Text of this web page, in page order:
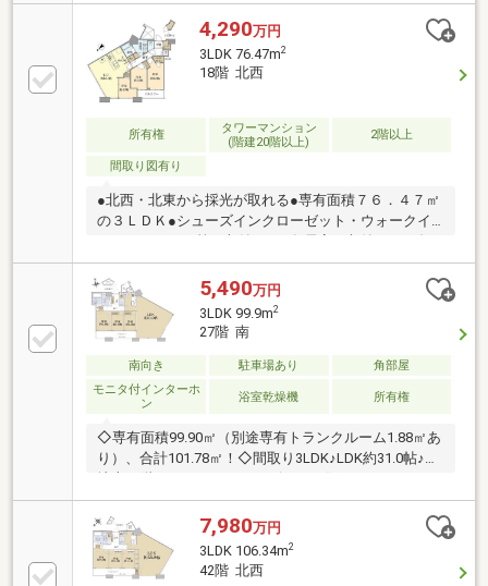
駐車場空き有（場所により金額が異なります。詳細は
お問合せください）＊＊＊＊＊＊＊＊物件選びや住宅
ローンのこと、不動産購入のなんでもココハウスにお
気軽にご相談ください！お客様のマイホーム探しをス
タートからゴールまでお手伝いします
4,290万円
3LDK 76.47m2
18階 北西
所有権
タワーマンション
(階建20階以上)
2階以上
間取り図有り
●北西・北東から採光が取れる●専有面積７６．４７㎡
の３ＬＤＫ●シューズインクローゼット・ウォークイ
ンクローゼット等の収納あり●各居室に収納あり●総戸
数２８５戸の大型マンション●ペット飼育可（規約等
の制限あり）●トランクルームあり（０．９８㎡）・
自治会費 ３００円／月・ＴＶ視聴料 ３３０円／
月・インターネット使用料 １，１００円／月※上記
は２０２６年８月２日現在の状況です。
5,490万円
3LDK 99.9m2
27階 南
南向き 駐車場あり
角部屋
モニタ付インターホ
ン
浴室乾燥機 所有権
◇専有面積99.90㎡（別途専有トランクルーム1.88㎡あ
り）、合計101.78㎡！◇間取り3LDK♪LDK約31.0帖♪◇
東区花火大会を望むことができます！◇南側バルコニ
ーため陽当り・通風良好◇収納豊富な間取り⇒各居室
の収納に加えて、トランクルームあり◇食器洗乾燥
機、ディスポーザー付きの対面キッチン◇1620サイズ
のゆとりのある浴槽、浴室暖房乾燥機付き◇ペット飼
7,980万円
3LDK 106.34m2
42階 北西